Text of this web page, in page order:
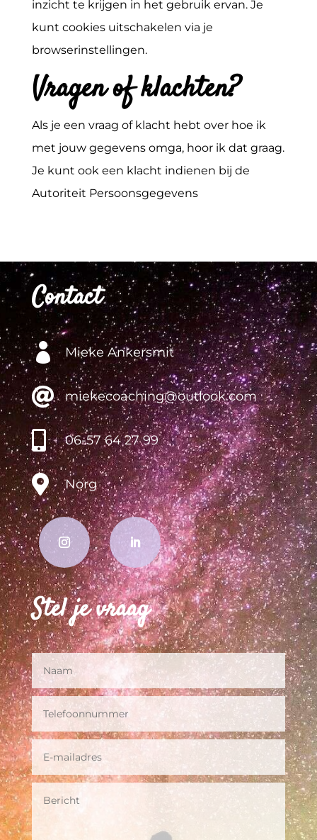
inzicht te krijgen in het gebruik ervan. Je
kunt cookies uitschakelen via je
browserinstellingen.
Vragen of klachten?
Als je een vraag of klacht hebt over hoe ik
met jouw gegevens omga, hoor ik dat graag.
Je kunt ook een klacht indienen bij de
Autoriteit Persoonsgegevens
Contact
 Mieke Ankersmit
 miekecoaching@outlook.com
 06-57 64 27 99
 Norg
Stel je vraag